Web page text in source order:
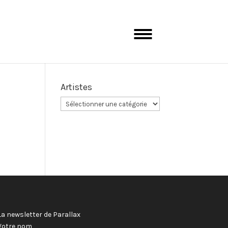
Artistes
newsletter de Parallax
nom